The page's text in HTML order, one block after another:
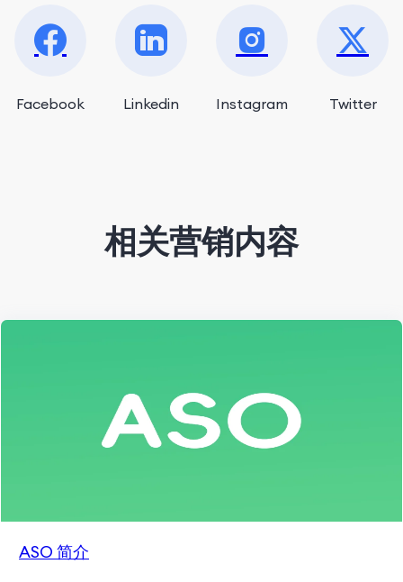
Facebook Linkedin Instagram Twitter
相关营销内容
ASO 简介